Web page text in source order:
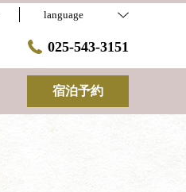
language
025-543-3151
宿泊予約